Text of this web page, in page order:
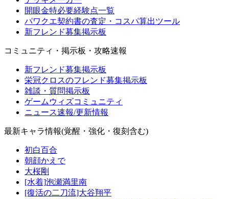
開眼金特必要経験点一覧
パワクエ契約書の査定・コスパ算出ツール
新フレンド募集掲示板
コミュニティ・掲示板・攻略速報
新フレンド募集掲示板
栄冠クロスのフレンド募集掲示板
雑談・質問掲示板
ゲームウィズコミュニティ
ニュース速報/更新情報
最新キャラ情報(覚醒・強化・復刻含む)
初白百合
朝顔かえで
大桜剛
[水着]泡瀬満里南
[復活の二刀流]大谷翔平